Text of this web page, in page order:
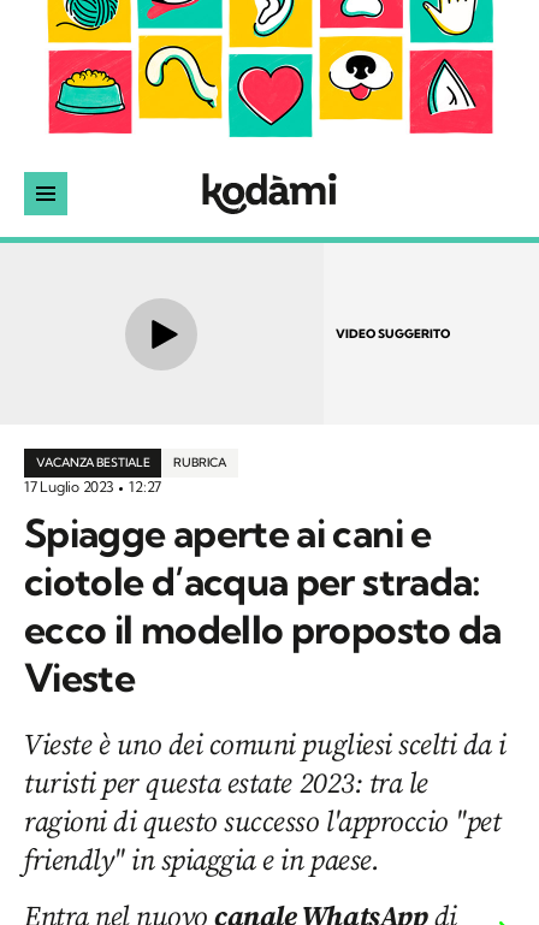
VIDEO SUGGERITO
VACANZA BESTIALE RUBRICA
17 Luglio 2023 12:27
Spiagge aperte ai cani e
ciotole d’acqua per strada:
ecco il modello proposto da
Vieste
Vieste è uno dei comuni pugliesi scelti da i
turisti per questa estate 2023: tra le
ragioni di questo successo l'approccio "pet
friendly" in spiaggia e in paese.
Entra nel nuovocanale WhatsAppdi